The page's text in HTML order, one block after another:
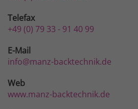
Telefax
+49 (0) 79 33 - 91 40 99
E-Mail
info@manz-backtechnik.de
Web
www.manz-backtechnik.de